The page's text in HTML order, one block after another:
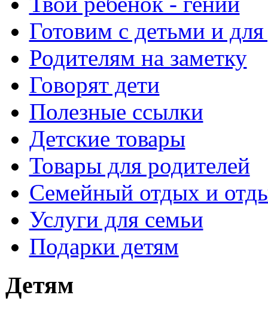
Готовим с детьми и для
Родителям на заметку
Говорят дети
Полезные ссылки
Детские товары
Товары для родителей
Семейный отдых и
Услуги для семьи
Подарки детям
Детям